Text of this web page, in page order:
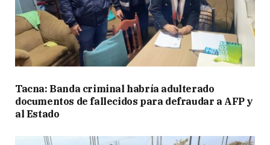
Tacna: Banda criminal habría adulterado
documentos de fallecidos para defraudar a AFP y
al Estado